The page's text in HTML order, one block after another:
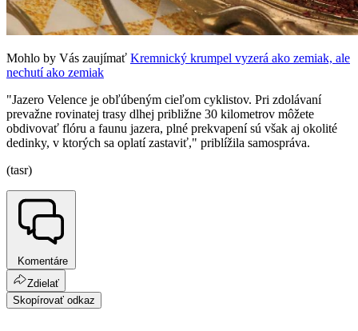
Mohlo by Vás zaujímať Kremnický krumpel vyzerá ako zemiak, ale
nechutí ako zemiak
"Jazero Velence je obľúbeným cieľom cyklistov. Pri zdolávaní
prevažne rovinatej trasy dlhej približne 30 kilometrov môžete
obdivovať flóru a faunu jazera, plné prekvapení sú však aj okolité
dedinky, v ktorých sa oplatí zastaviť," priblížila samospráva.
(tasr)
Komentáre
Zdielať
Skopírovať odkaz